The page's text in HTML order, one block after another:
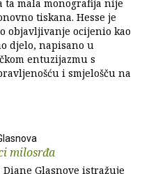
ta mala monografija nije
tiskana. Hesse je
objavljivanje ocijenio kao
djelo, napisano u
entuzijazmu s
i smjelošču na
milosrđa
Glasnove istražuje